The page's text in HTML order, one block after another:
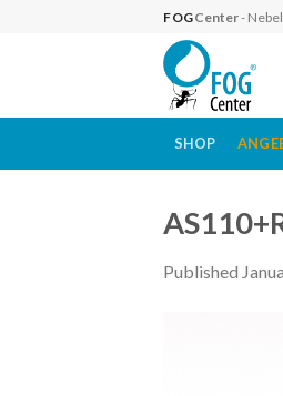
FOGCenter-
SHOP
Published